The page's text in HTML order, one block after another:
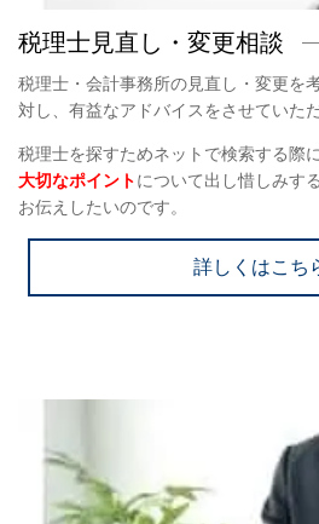
税理士見直し・変更相談
税理士・会計事務所の見直し・変更を
対し、有益なアドバイスをさせていた
税理士を探すためネットで検索する際
大切なポイントについて出し惜しみす
お伝えしたいのです。
詳しくはこち